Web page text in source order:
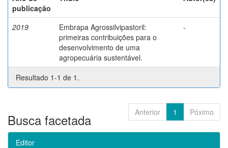
publicação
2019
Embrapa Agrossilvipastoril:
primeiras contribuições para o
desenvolvimento de uma
agropecuária sustentável.
-
Resultado 1-1 de 1.
Anterior 1 Póximo
Busca facetada
Editor